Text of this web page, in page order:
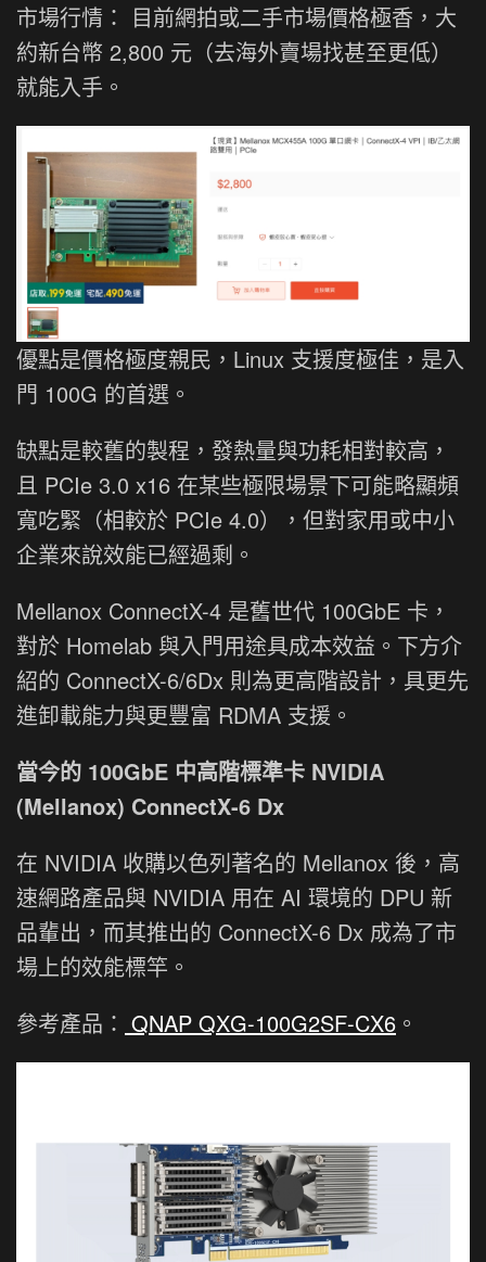
市場行情： 目前網拍或二手市場價格極香，大
約新台幣 2,800 元（去海外賣場找甚至更低）
就能入手。
優點是價格極度親民，Linux 支援度極佳，是入
門 100G 的首選。
缺點是較舊的製程，發熱量與功耗相對較高，
且 PCIe 3.0 x16 在某些極限場景下可能略顯頻
寬吃緊（相較於 PCIe 4.0），但對家用或中小
企業來說效能已經過剩。
Mellanox ConnectX-4 是舊世代 100GbE 卡，
對於 Homelab 與入門用途具成本效益。下方介
紹的 ConnectX-6/6Dx 則為更高階設計，具更先
進卸載能力與更豐富 RDMA 支援。
當今的 100GbE 中高階標準卡 NVIDIA
(Mellanox) ConnectX-6 Dx
在 NVIDIA 收購以色列著名的 Mellanox 後，高
速網路產品與 NVIDIA 用在 AI 環境的 DPU 新
品輩出，而其推出的 ConnectX-6 Dx 成為了市
場上的效能標竿。
參考產品： QNAP QXG-100G2SF-CX6 。